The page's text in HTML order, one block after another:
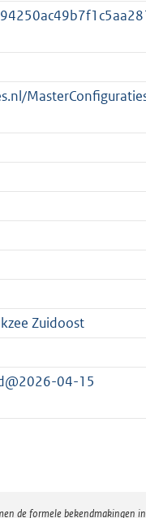
Zuidoost
04-15
de formele bekendmakingen